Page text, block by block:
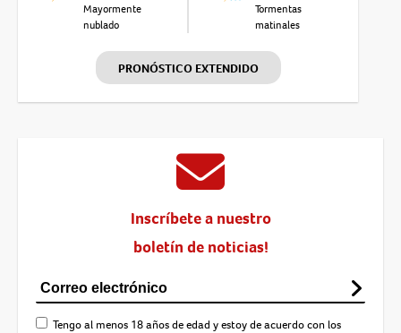
Mayormente
nublado
Tormentas
matinales
PRONÓSTICO EXTENDIDO
Inscríbete a nuestro
boletín de noticias!
Tengo al menos 18 años de edad y estoy de acuerdo con los